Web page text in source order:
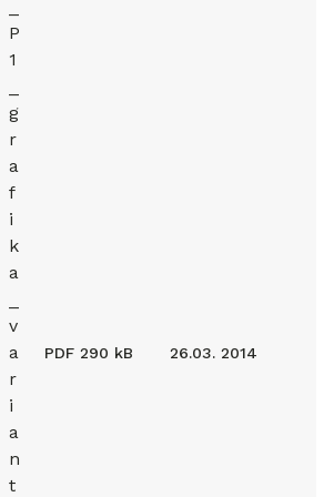
P
1
g
r
a
f
i
k
a
v
a
r
i
a
n
t
PDF 290 kB 26.03. 2014